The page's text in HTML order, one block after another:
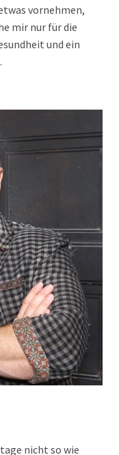
vornehmen,
mir nur für die
und ein
nicht so wie